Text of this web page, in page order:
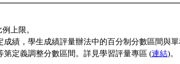
上限。
成績，學生成績評量辦法中的百分制分數區間與
第定義調整分數區間。詳見學習評量專區 (連結)。